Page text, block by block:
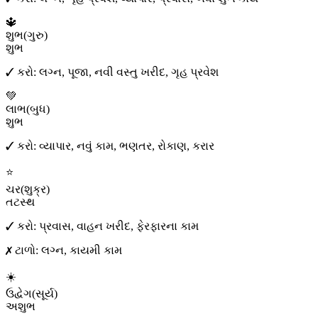
🔱
શુભ(ગુરુ)
શુભ
✓ કરો: લગ્ન, પૂજા, નવી વસ્તુ ખરીદ, ગૃહ પ્રવેશ
💚
લાભ(બુધ)
શુભ
✓ કરો: વ્યાપાર, નવું કામ, ભણતર, રોકાણ, કરાર
⭐
ચર(શુક્ર)
તટસ્થ
✓ કરો: પ્રવાસ, વાહન ખરીદ, ફેરફારના કામ
✗ ટાળો: લગ્ન, કાયમી કામ
☀️
ઉદ્વેગ(સૂર્ય)
અશુભ